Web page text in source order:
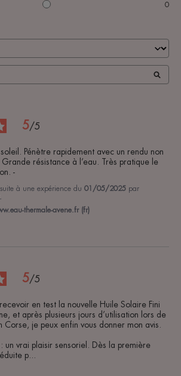
0
5/5
Pénètre rapidement avec un rendu non
résistance à l’eau. Très pratique le
-
à une expérience du 01/05/2025 par
thermale-avene.fr (fr)
5/5
recevoir en test la nouvelle Huile Solaire Fini
et après plusieurs jours d’utilisation lors de
Corse, je peux enfin vous donner mon avis.
un vrai plaisir sensoriel. Dès la première
p